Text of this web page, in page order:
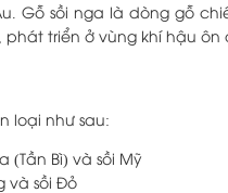
Gỗ sồi nga là dòng gỗ
triển ở vùng khí hậu ôn
loại như sau:
(Tần Bì) và sồi Mỹ
và sồi Đỏ